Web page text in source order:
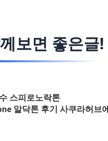
보면 좋은글!
스피로노락톤
알닥톤 후기 사쿠라허브에